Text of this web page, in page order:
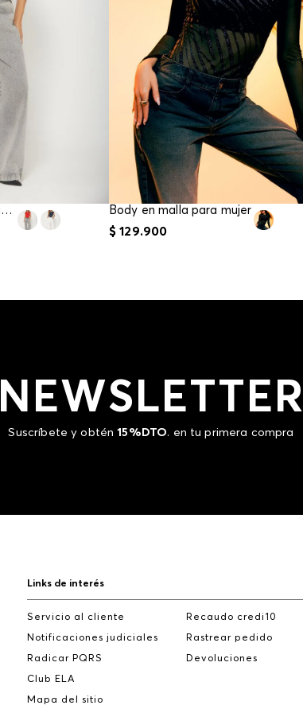
Body para mujer manga corta Body en malla para mujer
$ 129.900
NEWSLETTER
Suscríbete y obtén15%DTO. en tu primera compra
Links de interés
Servicio al cliente
Notificaciones judiciales
Radicar PQRS
Club ELA
Mapa del sitio
Recaudo credi10
Rastrear pedido
Devoluciones